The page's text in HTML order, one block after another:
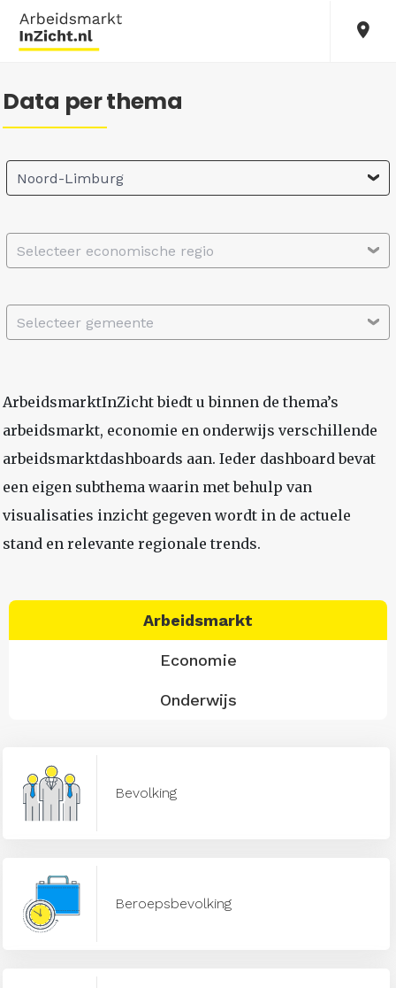
Data per thema
Noord-Limburg
Selecteer economische regio
Selecteer gemeente
ArbeidsmarktInZicht biedt u binnen de thema’s
arbeidsmarkt, economie en onderwijs verschillende
arbeidsmarktdashboards aan. Ieder dashboard bevat
een eigen subthema waarin met behulp van
visualisaties inzicht gegeven wordt in de actuele
stand en relevante regionale trends.
Arbeidsmarkt
Economie
Onderwijs
Bevolking
Beroepsbevolking